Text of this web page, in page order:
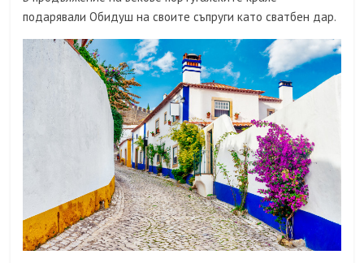
подарявали Обидуш на своите съпруги като сватбен дар.